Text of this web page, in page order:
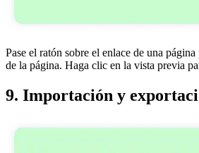
Pase el ratón sobre el enlace de una
de la página. Haga clic en la vista previa
9. Importación y